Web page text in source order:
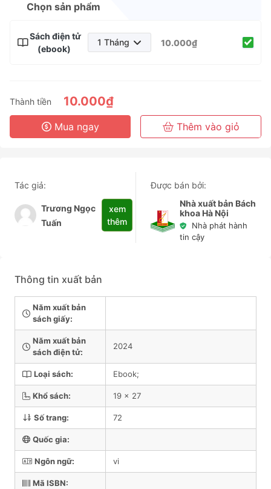
Chọn sản phẩm
Sách điện tử
(ebook)
1 Tháng
6 Tháng
3 Năm
10.000₫
Thành tiền 10.000₫
Mua ngay Thêm vào giỏ
Tác giả:
Trương Ngọc
Tuấn
xem
thêm
Được bán bởi:
Nhà xuất bản Bách
khoa Hà Nội
Nhà phát hành
tin cậy
Thông tin xuất bản
Năm xuất bản
sách giấy:
Năm xuất bản
sách điện tử:
2024
Loại sách: Ebook;
Khổ sách: 19 x 27
Số trang: 72
Quốc gia:
Ngôn ngữ: vi
Mã ISBN: